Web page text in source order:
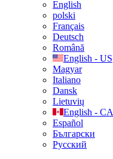
English
polski
Français
Deutsch
Română
English - US
Magyar
Italiano
Dansk
Lietuvių
English - CA
Español
Български
Русский